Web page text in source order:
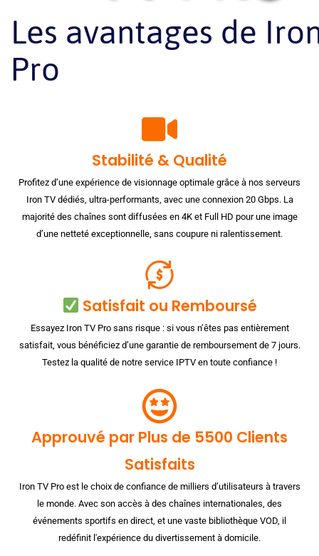
Les avantages de
Pro
Stabilité & Qualité
Profitez d’une expérience de visionnage optimale grâce à nos serveurs
Iron TV dédiés, ultra-performants, avec une connexion 20 Gbps. La
majorité des chaînes sont diffusées en 4K et Full HD pour une image
d’une netteté exceptionnelle, sans coupure ni ralentissement.
Satisfait ou Remboursé
Essayez Iron TV Pro sans risque : si vous n’êtes pas entièrement
satisfait, vous bénéficiez d’une garantie de remboursement de 7 jours.
Testez la qualité de notre service IPTV en toute confiance !
Approuvé par Plus de 5500 Clients
Satisfaits
Iron TV Pro est le choix de confiance de milliers d’utilisateurs à travers
le monde. Avec son accès à des chaînes internationales, des
événements sportifs en direct, et une vaste bibliothèque VOD, il
redéfinit l'expérience du divertissement à domicile.